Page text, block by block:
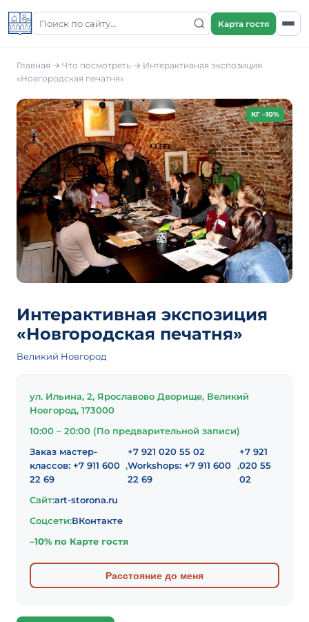
Карта гостя
Главная → Что посмотреть → Интерактивная экспозиция
«Новгородская печатня»
КГ –10%
Интерактивная экспозиция
«Новгородская печатня»
Великий Новгород
ул. Ильина, 2, Ярославово Дворище, Великий
Новгород, 173000
10:00 – 20:00 (По предварительной записи)
Заказ мастер-
классов: +7 911 600
22 69
,
+7 921 020 55 02
Workshops: +7 911 600
22 69
,
+7 921
020 55
02
Сайт:art-storona.ru
Соцсети:ВКонтакте
–10% по Карте гостя
Расстояние до меня